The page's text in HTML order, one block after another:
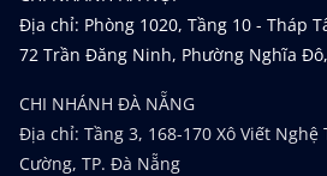
Địa chỉ: Phòng 1020, Tầng 10 - Tháp
72 Trần Đăng Ninh, Phường Nghĩa
CHI NHÁNH ĐÀ NẴNG
Địa chỉ: Tầng 3, 168-170 Xô Viết Nghệ
Cường, TP. Đà Nẵng